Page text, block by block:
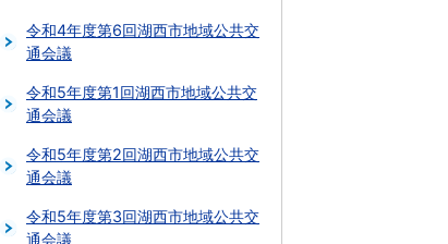
令和4年度第6回湖西市地域公共交
通会議
令和5年度第1回湖西市地域公共交
通会議
令和5年度第2回湖西市地域公共交
通会議
令和5年度第3回湖西市地域公共交
通会議